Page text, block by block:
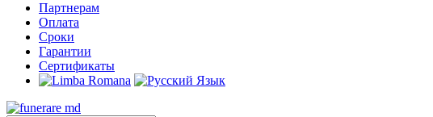
Партнерам
Оплата
Сроки
Гарантии
Сертификаты